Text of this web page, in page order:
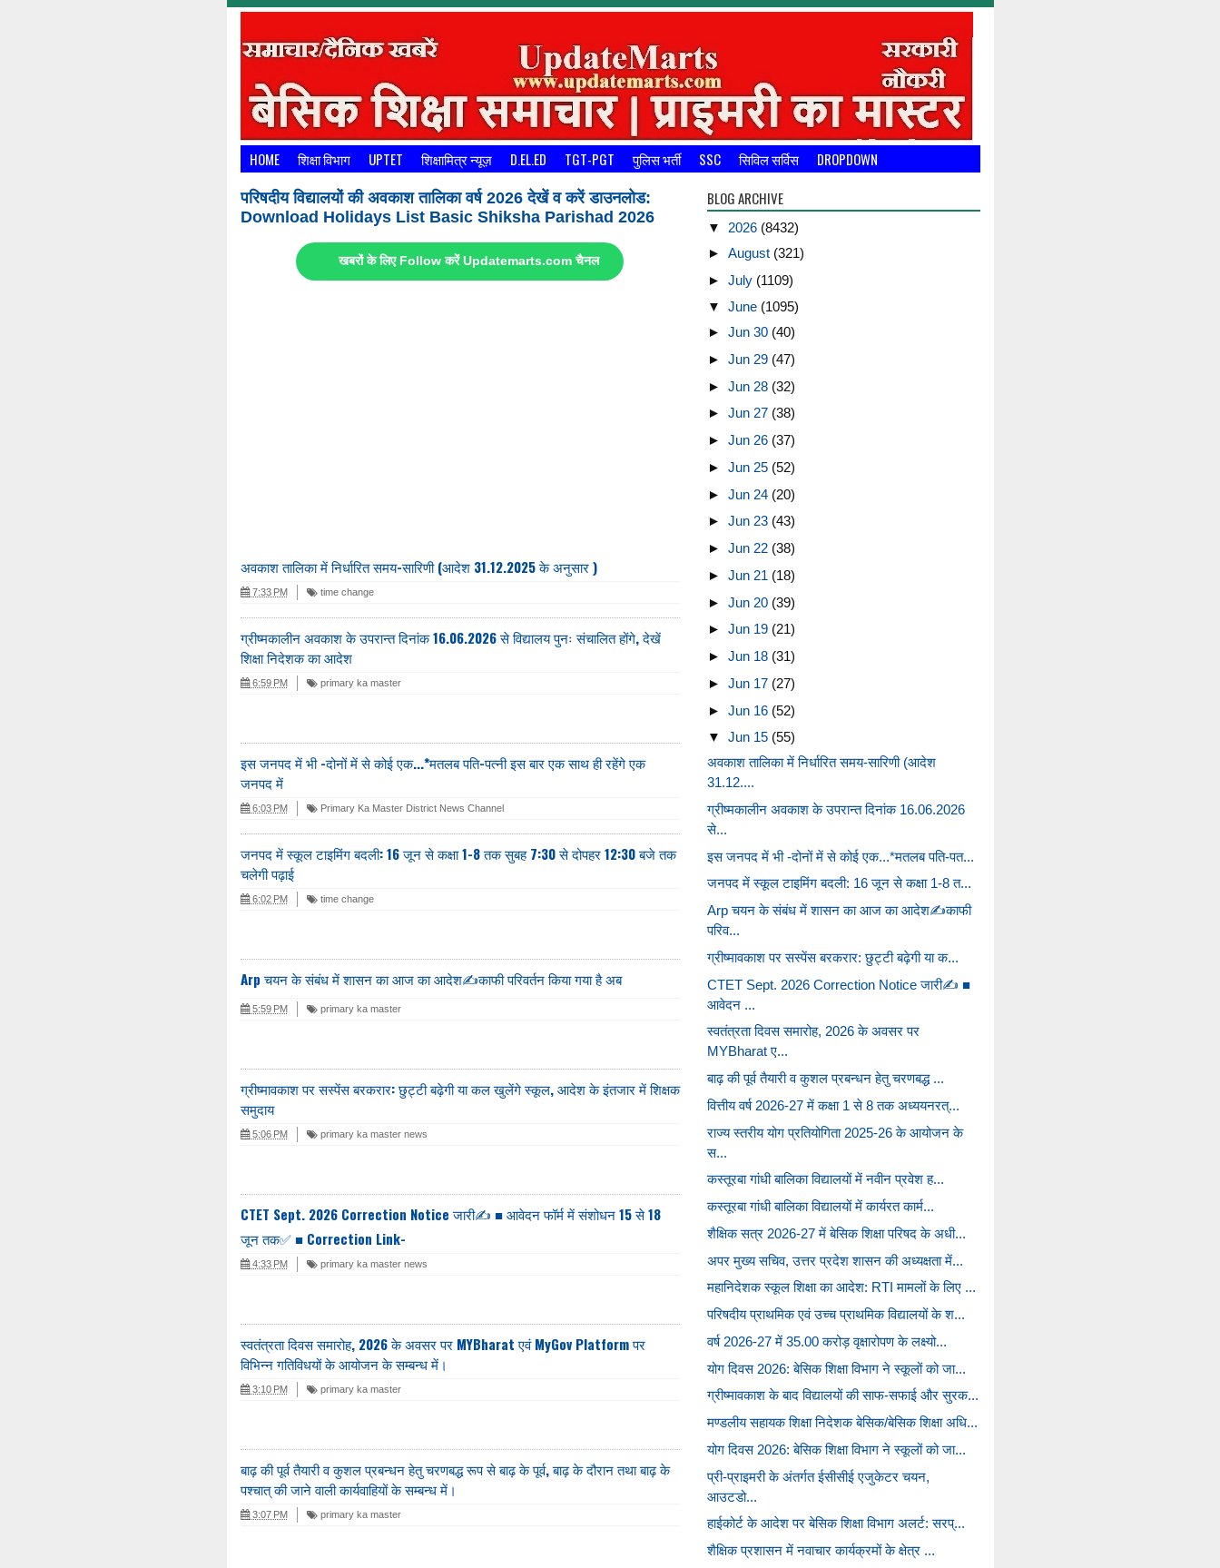
HOME शिक्षा विभाग UPTET शिक्षामित्र न्यूज़ D.EL.ED TGT-PGT पुलिस भर्ती SSC सिविल सर्विस DROPDOWN
परिषदीय विद्यालयों की अवकाश तालिका वर्ष 2026 देखें व करें डाउनलोड:
Download Holidays List Basic Shiksha Parishad 2026
खबरों के लिए Follow करें Updatemarts.com चैनल
अवकाश तालिका में निर्धारित समय-सारिणी (आदेश 31.12.2025 के अनुसार )
7:33 PM time change
ग्रीष्मकालीन अवकाश के उपरान्त दिनांक 16.06.2026 से विद्यालय पुनः संचालित होंगे, देखें
शिक्षा निदेशक का आदेश
6:59 PM primary ka master
इस जनपद में भी -दोनों में से कोई एक...*मतलब पति-पत्नी इस बार एक साथ ही रहेंगे एक
जनपद में
6:03 PM Primary Ka Master District News Channel
जनपद में स्कूल टाइमिंग बदली: 16 जून से कक्षा 1-8 तक सुबह 7:30 से दोपहर 12:30 बजे तक
चलेगी पढ़ाई
6:02 PM time change
Arp चयन के संबंध में शासन का आज का आदेश✍️काफी परिवर्तन किया गया है अब
5:59 PM primary ka master
ग्रीष्मावकाश पर सस्पेंस बरकरार: छुट्टी बढ़ेगी या कल खुलेंगे स्कूल, आदेश के इंतजार में शिक्षक
समुदाय
5:06 PM primary ka master news
CTET Sept. 2026 Correction Notice जारी✍️ ■ आवेदन फॉर्म में संशोधन 15 से 18
जून तक✅ ■ Correction Link-
4:33 PM primary ka master news
स्वतंत्रता दिवस समारोह, 2026 के अवसर पर MYBharat एवं MyGov Platform पर
विभिन्न गतिविधयों के आयोजन के सम्बन्ध में।
3:10 PM primary ka master
बाढ़ की पूर्व तैयारी व कुशल प्रबन्धन हेतु चरणबद्ध रूप से बाढ़ के पूर्व, बाढ़ के दौरान तथा बाढ़ के
पश्चात् की जाने वाली कार्यवाहियों के सम्बन्ध में।
3:07 PM primary ka master
BLOG ARCHIVE
▼ 2026 (8432)
► August (321)
► July (1109)
▼ June (1095)
► Jun 30 (40)
► Jun 29 (47)
► Jun 28 (32)
► Jun 27 (38)
► Jun 26 (37)
► Jun 25 (52)
► Jun 24 (20)
► Jun 23 (43)
► Jun 22 (38)
► Jun 21 (18)
► Jun 20 (39)
► Jun 19 (21)
► Jun 18 (31)
► Jun 17 (27)
► Jun 16 (52)
▼ Jun 15 (55)
अवकाश तालिका में निर्धारित समय-सारिणी (आदेश
31.12....
ग्रीष्मकालीन अवकाश के उपरान्त दिनांक 16.06.2026
से...
इस जनपद में भी -दोनों में से कोई एक...*मतलब पति-पत...
जनपद में स्कूल टाइमिंग बदली: 16 जून से कक्षा 1-8 त...
Arp चयन के संबंध में शासन का आज का आदेश✍️काफी
परिव...
ग्रीष्मावकाश पर सस्पेंस बरकरार: छुट्टी बढ़ेगी या क...
CTET Sept. 2026 Correction Notice जारी✍️ ■
आवेदन ...
स्वतंत्रता दिवस समारोह, 2026 के अवसर पर
MYBharat ए...
बाढ़ की पूर्व तैयारी व कुशल प्रबन्धन हेतु चरणबद्ध ...
वित्तीय वर्ष 2026-27 में कक्षा 1 से 8 तक अध्ययनरत्...
राज्य स्तरीय योग प्रतियोगिता 2025-26 के आयोजन के
स...
कस्तूरबा गांधी बालिका विद्यालयों में नवीन प्रवेश ह...
कस्तूरबा गांधी बालिका विद्यालयों में कार्यरत कार्म...
शैक्षिक सत्र 2026-27 में बेसिक शिक्षा परिषद के अधी...
अपर मुख्य सचिव, उत्तर प्रदेश शासन की अध्यक्षता में...
महानिदेशक स्कूल शिक्षा का आदेश: RTI मामलों के लिए ...
परिषदीय प्राथमिक एवं उच्च प्राथमिक विद्यालयों के श...
वर्ष 2026-27 में 35.00 करोड़ वृक्षारोपण के लक्ष्यो...
योग दिवस 2026: बेसिक शिक्षा विभाग ने स्कूलों को जा...
ग्रीष्मावकाश के बाद विद्यालयों की साफ-सफाई और सुरक...
मण्डलीय सहायक शिक्षा निदेशक बेसिक/बेसिक शिक्षा अधि...
योग दिवस 2026: बेसिक शिक्षा विभाग ने स्कूलों को जा...
प्री-प्राइमरी के अंतर्गत ईसीसीई एजुकेटर चयन,
आउटडो...
हाईकोर्ट के आदेश पर बेसिक शिक्षा विभाग अलर्ट: सरप्...
शैक्षिक प्रशासन में नवाचार कार्यक्रमों के क्षेत्र ...